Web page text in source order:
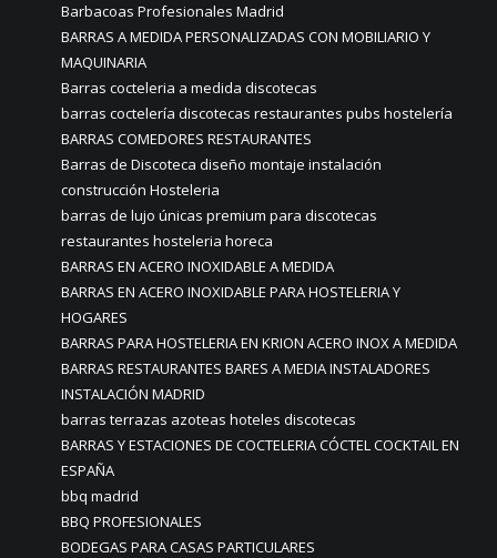
Barbacoas Profesionales Madrid
BARRAS A MEDIDA PERSONALIZADAS CON MOBILIARIO Y
MAQUINARIA
Barras cocteleria a medida discotecas
barras coctelería discotecas restaurantes pubs hostelería
BARRAS COMEDORES RESTAURANTES
Barras de Discoteca diseño montaje instalación
construcción Hosteleria
barras de lujo únicas premium para discotecas
restaurantes hosteleria horeca
BARRAS EN ACERO INOXIDABLE A MEDIDA
BARRAS EN ACERO INOXIDABLE PARA HOSTELERIA Y
HOGARES
BARRAS PARA HOSTELERIA EN KRION ACERO INOX A MEDIDA
BARRAS RESTAURANTES BARES A MEDIA INSTALADORES
INSTALACIÓN MADRID
barras terrazas azoteas hoteles discotecas
BARRAS Y ESTACIONES DE COCTELERIA CÓCTEL COCKTAIL EN
ESPAÑA
bbq madrid
BBQ PROFESIONALES
BODEGAS PARA CASAS PARTICULARES